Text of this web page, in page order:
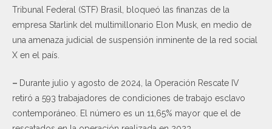
Tribunal Federal (STF) Brasil, bloqueó las finanzas de la
empresa Starlink del multimillonario Elon Musk, en medio de
una amenaza judicial de suspensión inminente de la red social
X en el país.
– Durante julio y agosto de 2024, la Operación Rescate IV
retiró a 593 trabajadores de condiciones de trabajo esclavo
contemporáneo. El número es un 11,65% mayor que el de